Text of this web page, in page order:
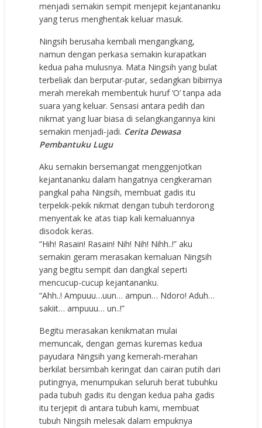
menjadi semakin sempit menjepit kejantananku
yang terus menghentak keluar masuk.
Ningsih berusaha kembali mengangkang,
namun dengan perkasa semakin kurapatkan
kedua paha mulusnya. Mata Ningsih yang bulat
terbeliak dan berputar-putar, sedangkan bibirnya
merah merekah membentuk huruf ‘O’ tanpa ada
suara yang keluar. Sensasi antara pedih dan
nikmat yang luar biasa di selangkangannya kini
semakin menjadi-jadi. Cerita Dewasa
Pembantuku Lugu
Aku semakin bersemangat menggenjotkan
kejantananku dalam hangatnya cengkeraman
pangkal paha Ningsih, membuat gadis itu
terpekik-pekik nikmat dengan tubuh terdorong
menyentak ke atas tiap kali kemaluannya
disodok keras.
“Hih! Rasain! Rasain! Nih! Nih! Nihh..!” aku
semakin geram merasakan kemaluan Ningsih
yang begitu sempit dan dangkal seperti
mencucup-cucup kejantananku.
“Ahh..! Ampuuu…uun… ampun… Ndoro! Aduh…
sakiit… ampuuu… un..!”
Begitu merasakan kenikmatan mulai
memuncak, dengan gemas kuremas kedua
payudara Ningsih yang kemerah-merahan
berkilat bersimbah keringat dan cairan putih dari
putingnya, menumpukan seluruh berat tubuhku
pada tubuh gadis itu dengan kedua paha gadis
itu terjepit di antara tubuh kami, membuat
tubuh Ningsih melesak dalam empuknya